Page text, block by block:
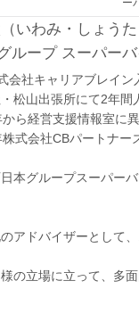
（いわみ・しょう
ループ スーパー
会社キャリアブレイン
松山出張所にて2年
ら経営支援情報室に
式会社CBパートナー
本グループスーパー
アドバイザーとして
の立場に立って、多